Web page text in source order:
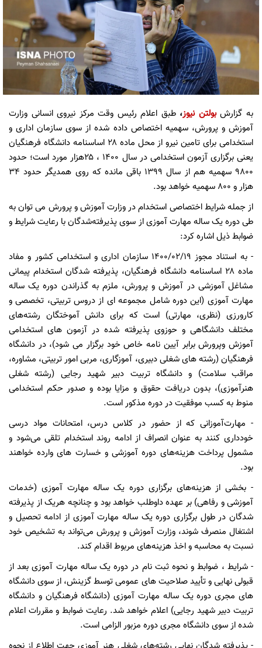
به گزارشبولتن نیوز، طبق اعلام رئیس وقت مرکز نیروی انسانی وزارت
آموزش و پرورش، سهمیه اختصاص داده شده از سوی سازمان اداری و
استخدامی برای تامین نیرو از محل ماده ۲۸ اساسنامه دانشگاه فرهنگیان
یعنی برگزاری آزمون استخدامی در سال ۱۴۰۰ ، ۲۵هزار مورد است؛ حدود
۹۸۰۰ سهمیه هم از سال ۱۳۹۹ باقی مانده که روی همدیگر حدود ۳۴
هزار و ۸۰۰ سهمیه خواهد بود.
از جمله شرایط اختصاصی استخدام در وزارت آموزش و پرورش می توان به
طی دوره یک ساله مهارت آموزی از سوی پذیرفته‌شدگان با رعایت شرایط و
ضوابط ذیل اشاره کرد:
- به استناد مجوز ۱۴۰۰/۰۲/۱۹ سازمان اداری و استخدامی کشور و مفاد
ماده ۲۸ اساسنامه دانشگاه فرهنگیان، پذیرفته شدگان استخدام پیمانی
مشاغل آموزشی در آموزش و پرورش، ملزم به گذراندن دوره یک ساله
مهارت آموزی (این دوره شامل مجموعه ای از دروس تربیتی، تخصصی و
کارورزی (نظری، مهارتی) است که برای دانش آموختگان رشته‌های
مختلف دانشگاهی و حوزوی پذیرفته شده در آزمون های استخدامی
آموزش وپرورش برابر آیین نامه خاص خود برگزار می شود)، در دانشگاه
فرهنگیان (رشته های شغلی دبیری، آموزگاری، مربی امور تربیتی، مشاوره،
مراقب سلامت) و دانشگاه تربیت دبیر شهید رجایی (رشته شغلی
هنرآموزی)، بدون دریافت حقوق و مزایا بوده و صدور حکم استخدامی
منوط به کسب موفقیت در دوره مذکور است.
- مهارت‌آموزانی که از حضور در کلاس درس، امتحانات مواد درسی
خودداری کنند به عنوان انصراف از ادامه روند استخدام تلقی می‌شود و
مشمول پرداخت هزینه‌های دوره آموزشی و خسارت های وارده خواهند
بود.
- بخشی از هزینه‌های برگزاری دوره یک ساله مهارت آموزی (خدمات
آموزشی و رفاهی) بر عهده داوطلب خواهد بود و چنانچه هریک از پذیرفته
شدگان در طول برگزاری دوره یک ساله مهارت آموزی از ادامه تحصیل و
اشتغال منصرف شوند، وزارت آموزش و پرورش می‌تواند به تشخیص خود
نسبت به محاسبه و اخذ هزینه‌های مربوط اقدام کند.
- شرایط ، ضوابط و نحوه ثبت نام در دوره یک ساله مهارت آموزی بعد از
قبولی نهایی و تأیید صلاحیت های عمومی توسط گزینش، از سوی دانشگاه
های مجری دوره یک ساله مهارت آموزی (دانشگاه فرهنگیان و دانشگاه
تربیت دبیر شهید رجایی) اعلام خواهد شد. رعایت ضوابط و مقررات اعلام
شده از سوی دانشگاه مجری دوره مزبور الزامی است.